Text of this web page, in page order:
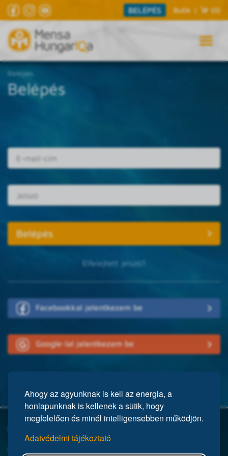
Ahogy az agyunknak is kell az energia, a
honlapunknak is kellenek a sütik, hogy
megfelelően és minél intelligensebben működjön.
Adatvédelmi tájékoztató
BELÉPÉS Butik | (0)
Belépés
Belépés
Elfelejtett jelszó?
Facebookkal jelentkezem be
Google-lal jelentkezem be
A Mensa egy nemzetközi egyesület, közel 150 ezer taggal a világ